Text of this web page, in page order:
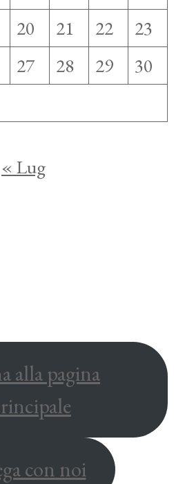
20 21 22
23
27 28 29
30
« Lug
alla pagina
con noi